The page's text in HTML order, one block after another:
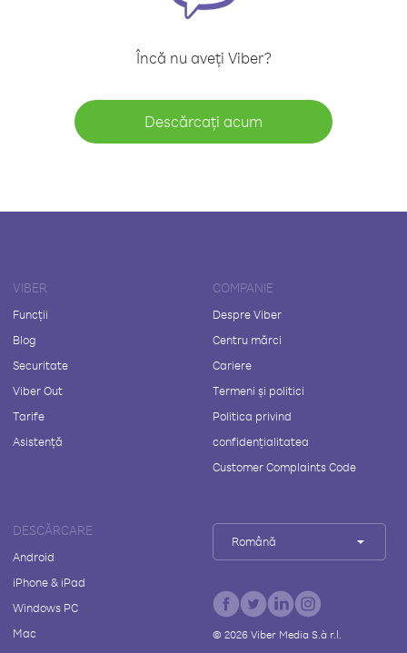
Încă nu aveți Viber?
Descărcați acum
VIBER
Funcții
Blog
Securitate
Viber Out
Tarife
Asistență
COMPANIE
Despre Viber
Centru mărci
Cariere
Termeni și politici
Politica privind
confidențialitatea
Customer Complaints Code
DESCĂRCARE
Android
iPhone & iPad
Windows PC
Mac
Română
© 2026Viber Media S.à r.l.